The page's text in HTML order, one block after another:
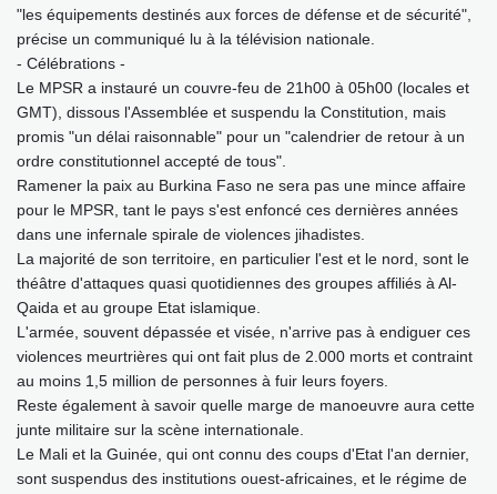
"les équipements destinés aux forces de défense et de sécurité",
précise un communiqué lu à la télévision nationale.
- Célébrations -
Le MPSR a instauré un couvre-feu de 21h00 à 05h00 (locales et
GMT), dissous l'Assemblée et suspendu la Constitution, mais
promis "un délai raisonnable" pour un "calendrier de retour à un
ordre constitutionnel accepté de tous".
Ramener la paix au Burkina Faso ne sera pas une mince affaire
pour le MPSR, tant le pays s'est enfoncé ces dernières années
dans une infernale spirale de violences jihadistes.
La majorité de son territoire, en particulier l'est et le nord, sont le
théâtre d'attaques quasi quotidiennes des groupes affiliés à Al-
Qaida et au groupe Etat islamique.
L'armée, souvent dépassée et visée, n'arrive pas à endiguer ces
violences meurtrières qui ont fait plus de 2.000 morts et contraint
au moins 1,5 million de personnes à fuir leurs foyers.
Reste également à savoir quelle marge de manoeuvre aura cette
junte militaire sur la scène internationale.
Le Mali et la Guinée, qui ont connu des coups d'Etat l'an dernier,
sont suspendus des institutions ouest-africaines, et le régime de